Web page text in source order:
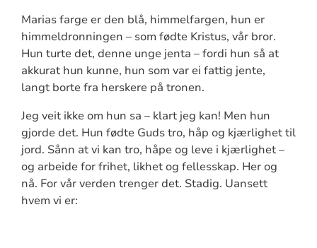
Marias farge er den blå, himmelfargen, hun er
himmeldronningen – som fødte Kristus, vår bror.
Hun turte det, denne unge jenta – fordi hun så at
akkurat hun kunne, hun som var ei fattig jente,
langt borte fra herskere på tronen.
Jeg veit ikke om hun sa – klart jeg kan! Men hun
gjorde det. Hun fødte Guds tro, håp og kjærlighet til
jord. Sånn at vi kan tro, håpe og leve i kjærlighet –
og arbeide for frihet, likhet og fellesskap. Her og
nå. For vår verden trenger det. Stadig. Uansett
hvem vi er: